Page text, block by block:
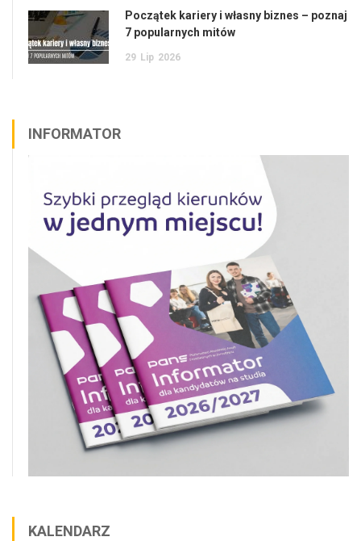
Początek kariery i własny biznes – poznaj
7 popularnych mitów
29 Lip 2026
INFORMATOR
KALENDARZ